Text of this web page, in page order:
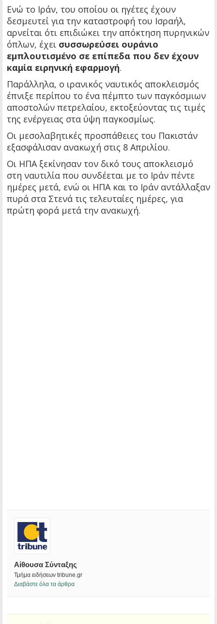
Ενώ το Ιράν, του οποίου οι ηγέτες έχουν
δεσμευτεί για την καταστροφή του Ισραήλ,
αρνείται ότι επιδιώκει την απόκτηση πυρηνικών
όπλων, έχει συσσωρεύσει ουράνιο
εμπλουτισμένο σε επίπεδα που δεν έχουν
καμία ειρηνική εφαρμογή.
Παράλληλα, ο ιρανικός ναυτικός αποκλεισμός
έπνιξε περίπου το ένα πέμπτο των παγκόσμιων
αποστολών πετρελαίου, εκτοξεύοντας τις τιμές
της ενέργειας στα ύψη παγκοσμίως.
Οι μεσολαβητικές προσπάθειες του Πακιστάν
εξασφάλισαν ανακωχή στις 8 Απριλίου.
Οι ΗΠΑ ξεκίνησαν τον δικό τους αποκλεισμό
στη ναυτιλία που συνδέεται με το Ιράν πέντε
ημέρες μετά, ενώ οι ΗΠΑ και το Ιράν αντάλλαξαν
πυρά στα Στενά τις τελευταίες ημέρες, για
πρώτη φορά μετά την ανακωχή.
Αίθουσα Σύνταξης
Τμήμα ειδήσεων tribune.gr
Διαβάστε όλα τα άρθρα